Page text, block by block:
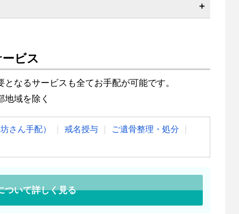
ビス
なるサービスも全てお手配が可能です。
域を除く
さん手配） 戒名授与
ご遺骨整理・処分
ついて詳しく見る